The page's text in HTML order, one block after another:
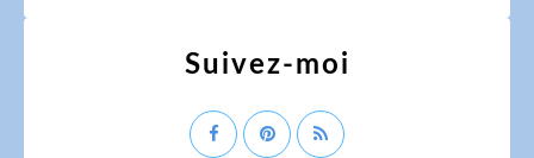
Suivez-moi